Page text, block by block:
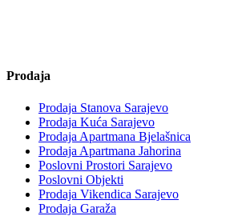
Prodaja
Prodaja Stanova Sarajevo
Prodaja Kuća Sarajevo
Prodaja Apartmana Bjelašnica
Prodaja Apartmana Jahorina
Poslovni Prostori Sarajevo
Poslovni Objekti
Prodaja Vikendica Sarajevo
Prodaja Garaža